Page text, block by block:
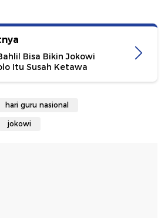
Bisa Bikin Jokowi
Itu Susah Ketawa
hari guru nasional
jokowi